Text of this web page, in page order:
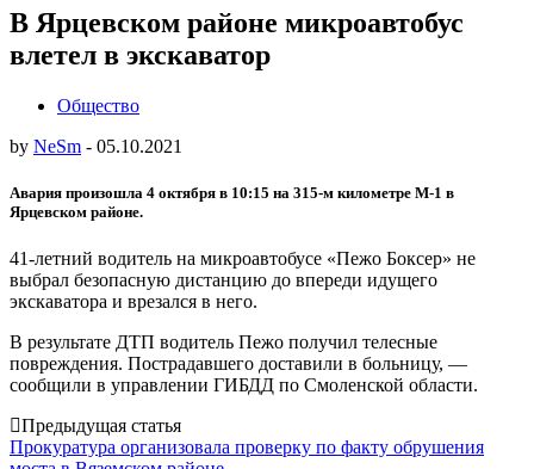
В Ярцевском районе микроавтобус
влетел в экскаватор
Общество
by NeSm - 05.10.2021
Авария произошла 4 октября в 10:15 на 315-м километре М-1 в
Ярцевском районе.
41-летний водитель на микроавтобусе «Пежо Боксер» не
выбрал безопасную дистанцию до впереди идущего
экскаватора и врезался в него.
В результате ДТП водитель Пежо получил телесные
повреждения. Пострадавшего доставили в больницу, —
сообщили в управлении ГИБДД по Смоленской области.
Post
navigation
Предыдущая статья
Прокуратура организовала проверку по факту обрушения